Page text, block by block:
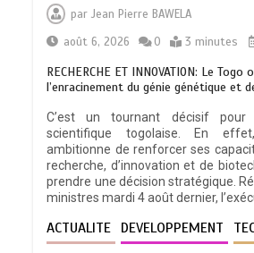
parJean Pierre BAWELA
août 6, 2026
0 3 minutes
RECHERCHE ET INNOVATION: Le
l’enracinement du génie génétique et
C’est un tournant décisif pour
scientifique togolaise. En
ambitionne de renforcer ses
recherche, d’innovation et de
prendre une décision stratégique.
ministres mardi 4 août dernier,
ACTUALITE DEVELOPPEMENT